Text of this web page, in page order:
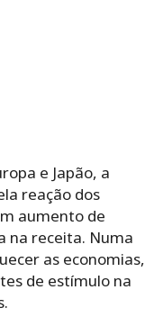
e Japão, a
reação dos
aumento de
na receita. Numa
as economias,
de estímulo na